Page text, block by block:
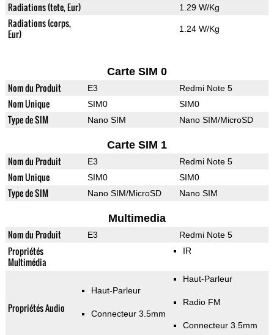
Radiations (tete, Eur) 1.29 W/Kg
Radiations (corps,
Eur)
1.24 W/Kg
Carte SIM 0
Nom du Produit E3 Redmi Note 5
Nom Unique SIM0 SIM0
Type de SIM Nano SIM Nano SIM/MicroSD
Carte SIM 1
Nom du Produit E3 Redmi Note 5
Nom Unique SIM0 SIM0
Type de SIM Nano SIM/MicroSD Nano SIM
Multimedia
Nom du Produit E3 Redmi Note 5
Propriétés
Multimédia
IR
Propriétés Audio
Haut-Parleur
Connecteur 3.5mm
Haut-Parleur
Radio FM
Connecteur 3.5mm